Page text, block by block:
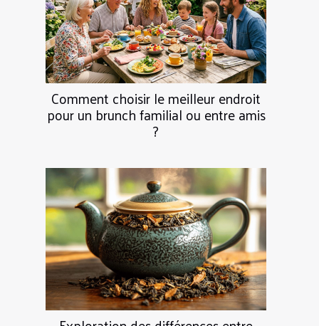
Comment choisir le meilleur endroit
pour un brunch familial ou entre amis
?